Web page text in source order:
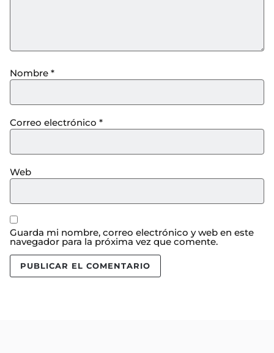
Nombre *
Correo electrónico *
Web
Guarda mi nombre, correo electrónico y web en este
navegador para la próxima vez que comente.